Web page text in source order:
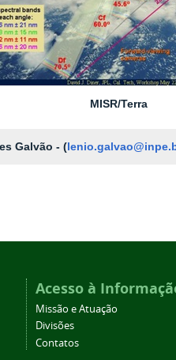
MISR/Terra
Galvão - (
Acesso à
Missão e Atuação
Divisões
Contatos